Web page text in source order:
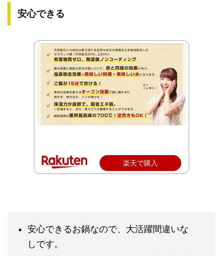
安心できる
楽天で購入
安心できるお鍋なので、大活躍間違いな
しです。